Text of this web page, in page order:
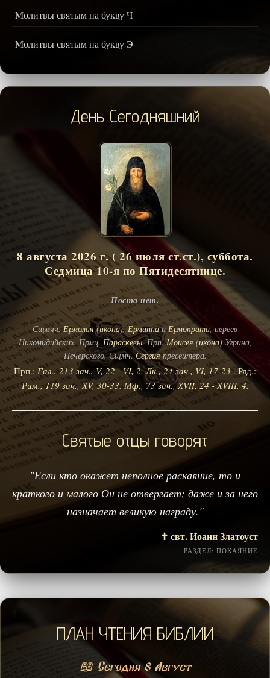
Молитвы святым на букву Ч
Молитвы святым на букву Э
День Сегодняшний
8 августа 2026 г. ( 26 июля ст.ст.), суббота.
Седмица 10-я по Пятидесятнице.
Поста нет.
Сщмчч.Ермолая(икона),ЕрмиппаиЕрмократа, иереев
Никомидийских. Прмц. Параскевы. Прп.Моисея (икона) Угрина,
Печерского. Сщмч.Сергияпресвитера.
Прп.: Гал., 213 зач., V, 22 - VI, 2. Лк., 24 зач., VI, 17-23 . Ряд.:
Рим., 119 зач., XV, 30-33. Мф., 73 зач., XVII, 24 - XVIII, 4.
Святые отцы говорят
"Если кто окажет неполное раскаяние, то и
краткого и малого Он не отвергает; даже и за него
назначает великую награду."
✝️ свт. Иоанн Златоуст
РАЗДЕЛ: ПОКАЯНИЕ
ПЛАН ЧТЕНИЯ БИБЛИИ
📖 Сегодня 8 Август